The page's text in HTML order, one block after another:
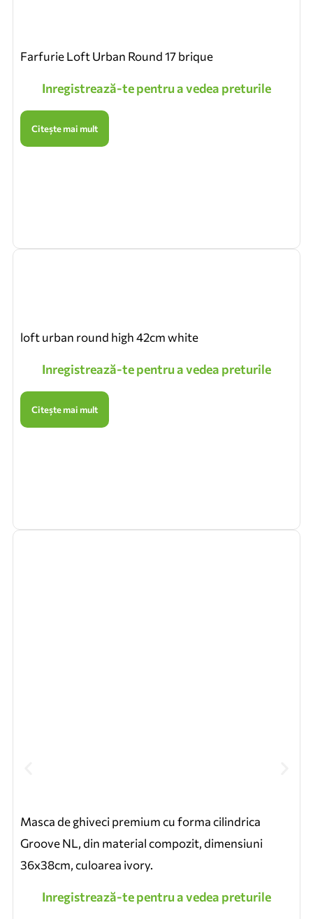
Farfurie Loft Urban Round 17 brique
Inregistrează-te pentru a vedea preturile
Citește mai mult
loft urban round high 42cm white
Inregistrează-te pentru a vedea preturile
Citește mai mult
Masca de ghiveci premium cu forma cilindrica
Groove NL, din material compozit, dimensiuni
36x38cm, culoarea ivory.
Inregistrează-te pentru a vedea preturile